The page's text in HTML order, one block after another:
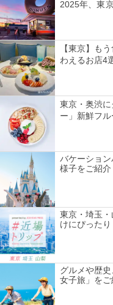
2025年、東
【東京】も
わえるお店4
東京・奥渋
ー」新鮮フ
バケーショ
様子をご紹介
東京・埼玉
けにぴった
グルメや歴
女子旅」をご